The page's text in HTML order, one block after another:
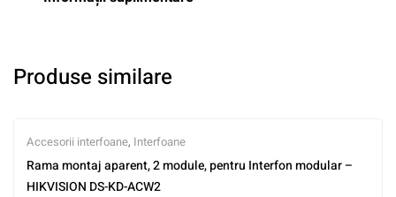
Produse similare
Accesorii interfoane, Interfoane
Rama montaj aparent, 2 module, pentru Interfon modular –
HIKVISION DS-KD-ACW2